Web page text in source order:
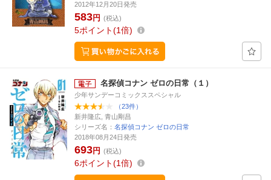
2012年12月20日発売
583円 (税込)
5ポイント 1倍
名探偵コナン ゼロの日常（１）
少年サンデーコミックススペシャル
（23件）
新井隆広, 青山剛昌
シリーズ名： 名探偵コナン ゼロの日常
2018年08月24日発売
693円 (税込)
6ポイント 1倍